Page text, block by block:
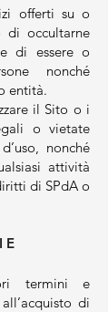
offerti su o
occultarne
di essere o
nonché
entità.
il Sito o i
o vietate
nonché
attività
di SPdA o
E
termini e
di